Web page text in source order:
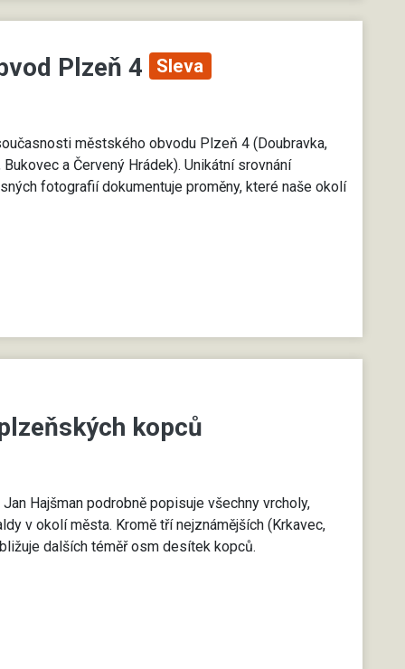
Plzeň 4 Sleva
městského obvodu Plzeň 4 (Doubravka,
a Červený Hrádek). Unikátní srovnání
fotografií dokumentuje proměny, které naše okolí
kopců
Hajšman podrobně popisuje všechny vrcholy,
v okolí města. Kromě tří nejznámějších (Krkavec,
dalších téměř osm desítek kopců.